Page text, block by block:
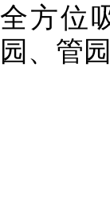
全方位
园、管